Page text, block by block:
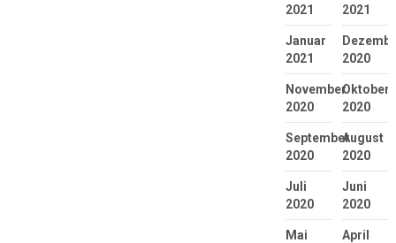
2021
2021
Januar
2021
2020
November
2020
Oktober
2020
September
2020
August
2020
Juli
2020
Juni
2020
Mai
April